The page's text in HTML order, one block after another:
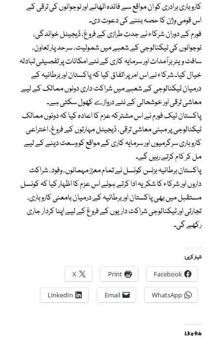
کاروباری برادری کو ان مواقع سے فائدہ اٹھانے اور نوجوانوں کی ترقی کے
اس قومی وژن کا حصہ بننے کی دعوت دی۔
فورم کے دوران شرکاء نے جدت طرازی کے فروغ، ڈیجیٹل خواندگی،
نوجوانوں کی ٹیکنالوجی کے شعبے میں شمولیت، سرحد پار تعاون،
سافٹ ویئر برآمدات اور سرمایہ کاری کے نئے امکانات پر تفصیلی تبادلہ
خیال کیا۔ شرکاء نے اس امر پر اتفاق کیا کہ پاکستان اور برطانیہ کے
درمیان ٹیکنالوجی کے شعبے میں شراکت داری دونوں ممالک کے لیے
معاشی ترقی اور خوشحالی کے نئے دروازے کھول سکتی ہے۔
پاکستان ٹیک فورم نے اس مشترکہ عزم کا اعادہ کیا کہ دونوں ممالک
ٹیکنالوجی پر مبنی معاشی ترقی، ڈیجیٹل مہارتوں کے فروغ، اختراعی
کاروباری سرگرمیوں اور سرمایہ کاری کے مواقع کو وسعت دینے کے لیے
مل کر کام کرتے رہیں گے۔
پاکستان برطانیہ بزنس کونسل نے تمام معزز مہمانوں، وفود، شراکت
داروں اور شرکاء کا شکریہ ادا کرتے ہوئے اس عزم کا اظہار کیا کہ کونسل
مستقبل میں بھی پاکستان اور برطانیہ کے درمیان بامعنی کاروباری،
تجارتی اور ٹیکنالوجی شراکت داریوں کے فروغ کے لیے اپنا کردار جاری
رکھے گی۔
شیئر کریں:
Facebook
Print
X
WhatsApp
Email
LinkedIn
Like this: